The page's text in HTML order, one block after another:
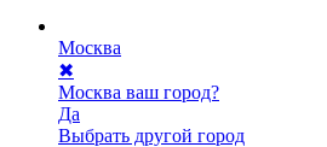
Москва
✖
Москва ваш город?
Да
Выбрать другой город